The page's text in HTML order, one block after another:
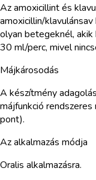
Az amoxicillint és
amoxicillin/
olyan betegeknél, akik
30 ml/perc, mivel
Májkárosodás
A készítmény
májfunkció
pont).
Az alkalmazás módja
Oralis alkalmazásra.